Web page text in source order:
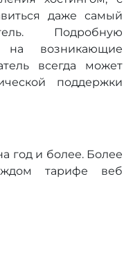
даже самый
Подробную
возникающие
всегда может
поддержки
год и более. Более
тарифе веб